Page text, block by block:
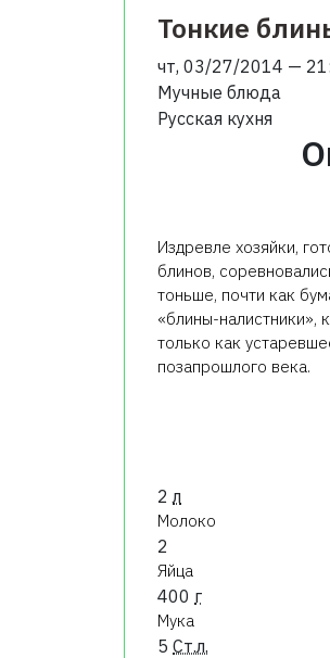
Тонкие
чт, 03/27/2014 —
Мучные блюда
Русская кухня
Издревле хозяйки,
блинов,
тоньше, почти как
«блины-налистники»,
только как
позапрошлого века.
2 л
Молоко
2
Яйца
400 г
Мука
5 Ст.л.